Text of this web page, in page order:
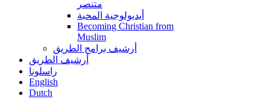
متنصر
أيديولوجية المحبة
Becoming Christian from
Muslim
أرشيف برامج الطريق
أرشيف الطريق
راسلونا
English
Dutch